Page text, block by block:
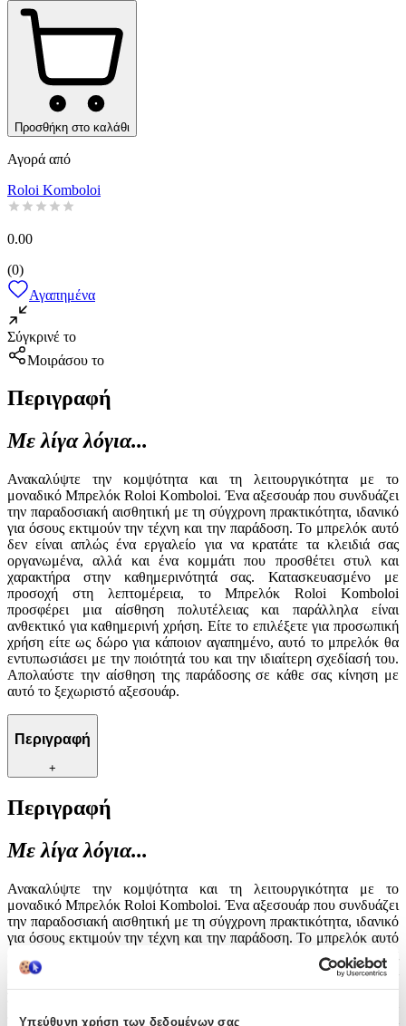
Υπεύθυνη χρήση των δεδομένων σας
Προσθήκη στο καλάθι
Αγορά από
Roloi Komboloi
0.00
(0)
Αγαπημένα
Σύγκρινέ το
Μοιράσου το
Περιγραφή
Με λίγα λόγια...
Ανακαλύψτε την κομψότητα και τη λειτουργικότητα με το
μοναδικό Μπρελόκ Roloi Komboloi. Ένα αξεσουάρ που συνδυάζει
την παραδοσιακή αισθητική με τη σύγχρονη πρακτικότητα, ιδανικό
για όσους εκτιμούν την τέχνη και την παράδοση. Το μπρελόκ αυτό
δεν είναι απλώς ένα εργαλείο για να κρατάτε τα κλειδιά σας
οργανωμένα, αλλά και ένα κομμάτι που προσθέτει στυλ και
χαρακτήρα στην καθημερινότητά σας. Κατασκευασμένο με
προσοχή στη λεπτομέρεια, το Μπρελόκ Roloi Komboloi
προσφέρει μια αίσθηση πολυτέλειας και παράλληλα είναι
ανθεκτικό για καθημερινή χρήση. Είτε το επιλέξετε για προσωπική
χρήση είτε ως δώρο για κάποιον αγαπημένο, αυτό το μπρελόκ θα
εντυπωσιάσει με την ποιότητά του και την ιδιαίτερη σχεδίασή του.
Απολαύστε την αίσθηση της παράδοσης σε κάθε σας κίνηση με
αυτό το ξεχωριστό αξεσουάρ.
Περιγραφή
+
Περιγραφή
Με λίγα λόγια...
Ανακαλύψτε την κομψότητα και τη λειτουργικότητα με το
μοναδικό Μπρελόκ Roloi Komboloi. Ένα αξεσουάρ που συνδυάζει
την παραδοσιακή αισθητική με τη σύγχρονη πρακτικότητα, ιδανικό
για όσους εκτιμούν την τέχνη και την παράδοση. Το μπρελόκ αυτό
δεν είναι απλώς ένα εργαλείο για να κρατάτε τα κλειδιά σας
οργανωμένα, αλλά και ένα κομμάτι που προσθέτει στυλ και
χαρακτήρα στην καθημερινότητά σας. Κατασκευασμένο με
προσφέρει μια αίσθηση πολυτέλειας και παράλληλα είναι